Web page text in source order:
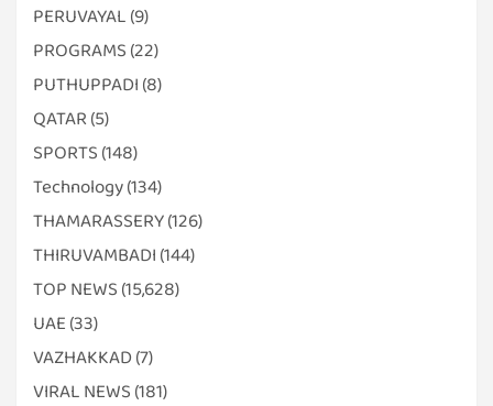
PERUVAYAL (9)
PROGRAMS (22)
PUTHUPPADI (8)
QATAR (5)
SPORTS (148)
Technology(134)
THAMARASSERY(126)
THIRUVAMBADI (144)
TOP NEWS (15,628)
UAE (33)
VAZHAKKAD(7)
VIRAL NEWS (181)